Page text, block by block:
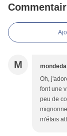
M
Oh,
font une
peu de
m'étais